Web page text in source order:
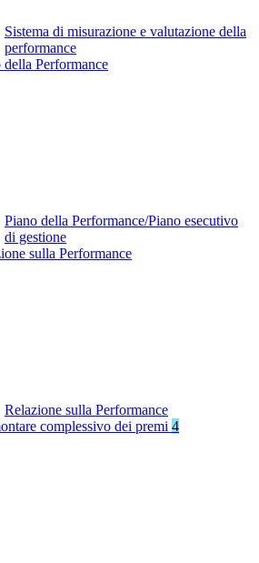
Sistema di misurazione e valutazione della
performance
della Performance
Piano della Performance/Piano esecutivo
di gestione
sulla Performance
Relazione sulla Performance
complessivo dei premi 4